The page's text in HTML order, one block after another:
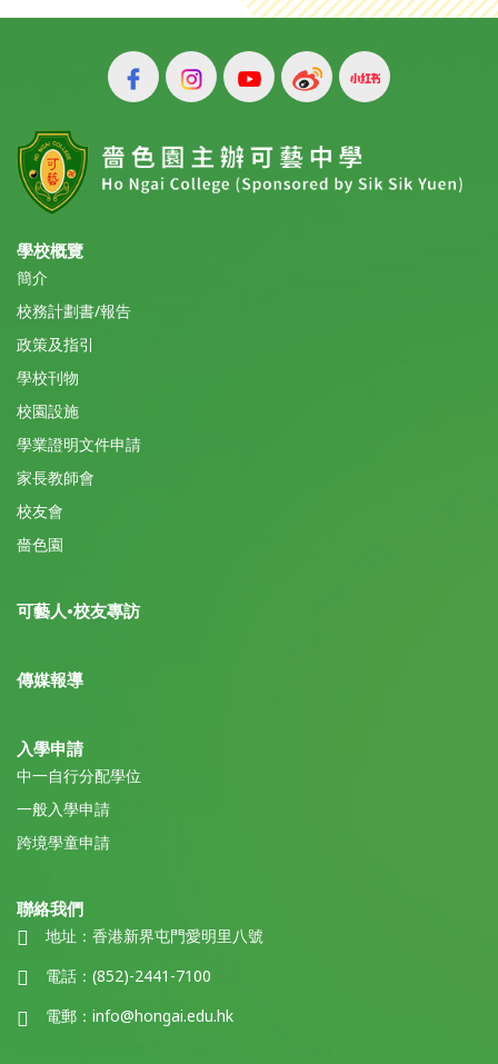
學校概覽
簡介
校務計劃書/報告
政策及指引
學校刊物
校園設施
學業證明文件申請
家長教師會
校友會
嗇色園
可藝人•校友專訪
傳媒報導
入學申請
中一自行分配學位
一般入學申請
跨境學童申請
聯絡我們
地址： 香港新界屯門愛明里八號
電話： (852)-2441-7100
電郵： info@hongai.edu.hk